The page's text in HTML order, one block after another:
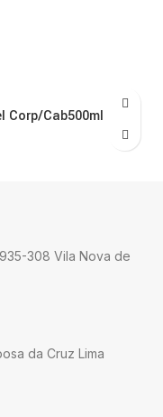
Corp/Cab500ml
308 Vila Nova de
da Cruz Lima